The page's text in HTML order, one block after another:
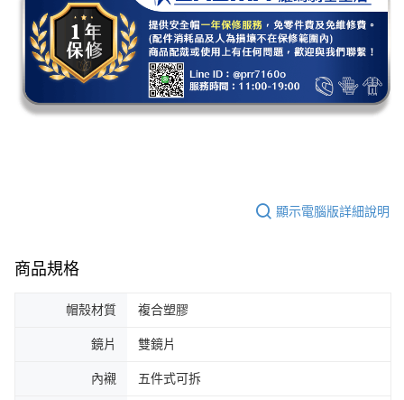
顯示電腦版詳細說明
商品規格
帽殼材質 複合塑膠
鏡片 雙鏡片
內襯 五件式可拆